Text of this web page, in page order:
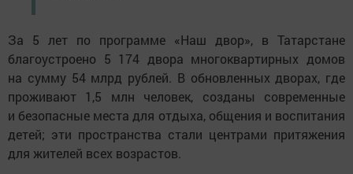
За 5 лет по программе «Наш двор», в Татарстане
благоустроено 5 174 двора многоквартирных домов
на сумму 54 млрд рублей. В обновленных дворах, где
проживают 1,5 млн человек, созданы современные
и безопасные места для отдыха, общения и воспитания
детей; эти пространства стали центрами притяжения
для жителей всех возрастов.